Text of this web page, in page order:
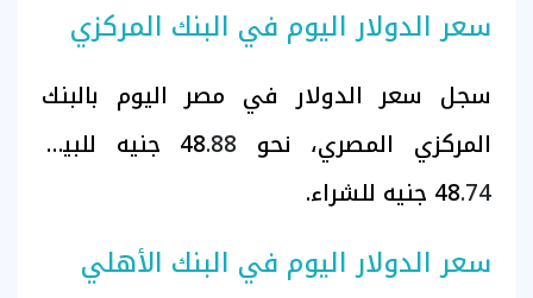
سعر الدولار اليوم في البنك المركزي
سجل سعر الدولار في مصر اليوم بالبنك
المركزي المصري، نحو 48 .88
جنيه للبيع،
48.74 جنيه للشراء.
سعر الدولار اليوم في البنك الأهلي